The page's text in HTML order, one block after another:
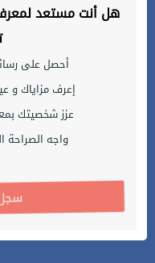
هل أنت مستعد
أحصل على
إعرف مزاياك و
عزز شخصيتك
واجه الصراحة
!